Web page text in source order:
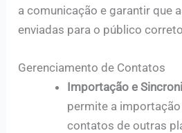
a comunicação e garantir que
enviadas para o público
Gerenciamento de Contatos
Importação e
permite a
contatos de outras